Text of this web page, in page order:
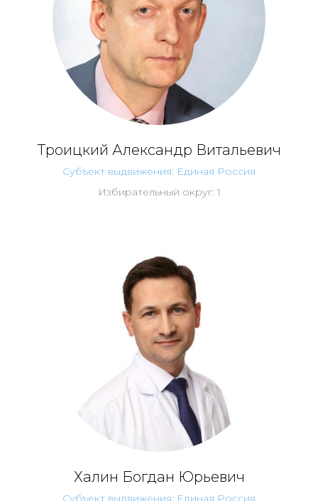
Троицкий Александр Витальевич
Субъект выдвижения: Единая Россия
Избирательный округ: 1
Халин Богдан Юрьевич
Субъект выдвижения: Единая Россия